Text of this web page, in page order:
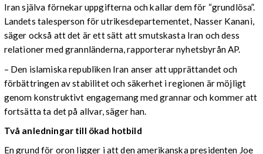
Iran själva förnekar uppgifterna och kallar dem för “grundlösa”.
Landets talesperson för utrikesdepartementet, Nasser Kanani,
säger också att det är ett sätt att smutskasta Iran och dess
relationer med grannländerna, rapporterar nyhetsbyrån AP.
– Den islamiska republiken Iran anser att upprättandet och
förbättringen av stabilitet och säkerhet i regionen är möjligt
genom konstruktivt engagemang med grannar och kommer att
fortsätta ta det på allvar, säger han.
Två anledningar till ökad hotbild
En grund för oron ligger i att den amerikanska presidenten Joe